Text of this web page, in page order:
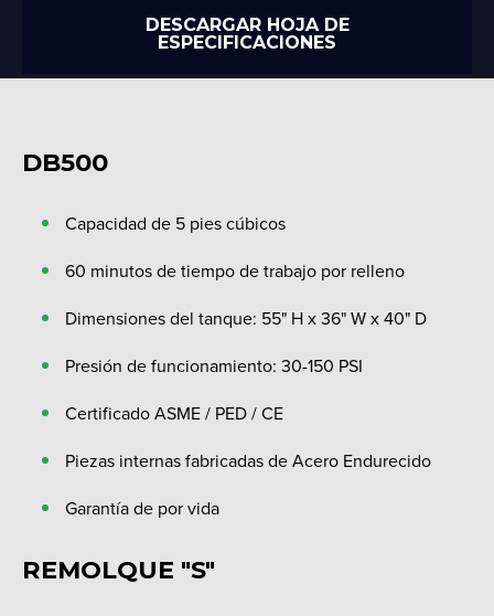
DESCARGAR HOJA DE
ESPECIFICACIONES
DB500
Capacidad de 5 pies cúbicos
60 minutos de tiempo de trabajo por relleno
Dimensiones del tanque: 55" H x 36" W x 40" D
Presión de funcionamiento: 30-150 PSI
Certificado ASME / PED / CE
Piezas internas fabricadas de Acero Endurecido
Garantía de por vida
REMOLQUE "S"